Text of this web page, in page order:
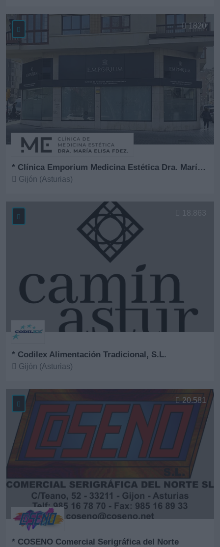
* Clínica Emporium Medicina Estética Dra. María Elisa Fernández
Gijón (Asturias)
1820
* Codilex Alimentación Tradicional, S.L.
Gijón (Asturias)
* COSENO Comercial Serigráfica del Norte
20.581